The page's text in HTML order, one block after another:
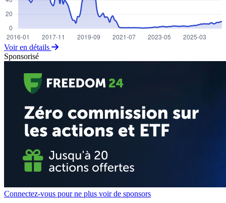
Voir en détails
Sponsorisé
Connectez-vous pour ne plus voir de sponsors